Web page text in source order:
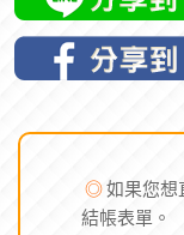
如果您
結帳表單。
◎如想再選